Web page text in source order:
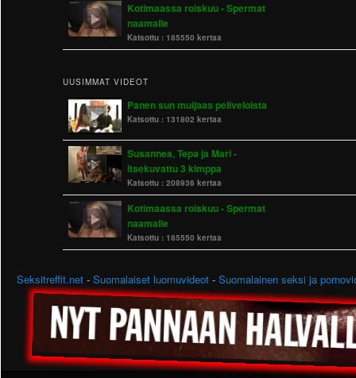
Kotimaassa roiskuu - Spermat
naamalle
Katsottu : 185550 kertaa
UUSIMMAT VIDEOT
Panen sun muijaas peliveloista
Katsottu : 131802 kertaa
Susannea, Tepa ja Mari -
itsekuvattu 3 kimppa
Katsottu : 208936 kertaa
Kotimaassa roiskuu - Spermat
naamalle
Katsottu : 185550 kertaa
Seksitreffit.net -Suomalaiset luomuvideot -Suomalainen seksi ja